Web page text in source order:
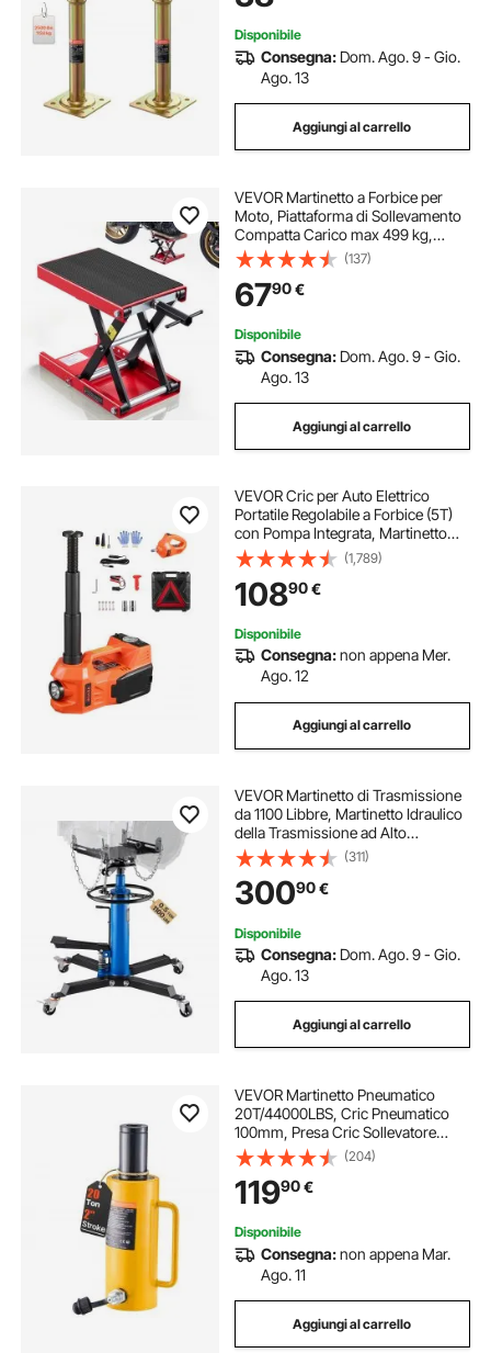
Disponibile
Consegna: Dom. Ago. 9 - Gio.
Ago. 13
Aggiungi al carrello
VEVOR Martinetto a Forbice per
Moto, Piattaforma di Sollevamento
Compatta Carico max 499 kg,
Escursione di Sollevamento 9,5-34
cm per Manutenzione Moto da
Officina Garage, Sollevatore in
Acciaio
(137)
6790€
Disponibile
Consegna: Dom. Ago. 9 - Gio.
Ago. 13
Aggiungi al carrello
VEVOR Cric per Auto Elettrico
Portatile Regolabile a Forbice (5T)
con Pompa Integrata, Martinetto
Elettrico per Sostituzione
Smontagomme con Chiave a
Impatto Set di Cric a Luce LED per
Camion SUV
(1,789)
10890€
Disponibile
Consegna:non appena Mer.
Ago. 12
Aggiungi al carrello
VEVOR Martinetto di Trasmissione
da 1100 Libbre, Martinetto Idraulico
della Trasmissione ad Alto
Sollevamento, Jack a Trasmissione
Verticale con 4 Rotelle Girevoli per
Autoveicoli o Autocarri Leggeri
(311)
30090€
Disponibile
Consegna: Dom. Ago. 9 - Gio.
Ago. 13
Aggiungi al carrello
VEVOR Martinetto Pneumatico
20T/44000LBS, Cric Pneumatico
100mm, Presa Cric Sollevatore
Pneumatica in Metallo Resistente
con Verniciatura a Spruzzo, Cric
Pneumatico per Auto con Testa di
Connessione
(204)
11990€
Disponibile
Consegna:non appena Mar.
Ago. 11
Aggiungi al carrello